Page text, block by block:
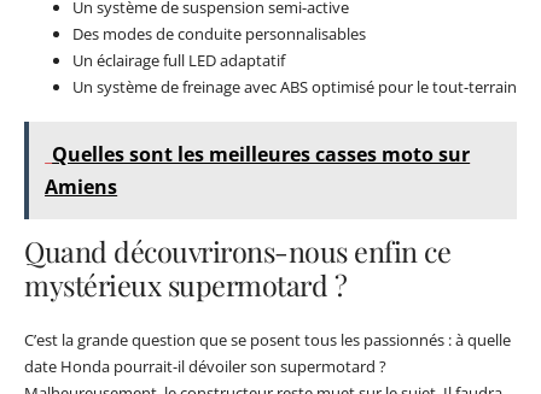
Un système de suspension semi-active
Des modes de conduite personnalisables
Un éclairage full LED adaptatif
Un système de freinage avec ABS optimisé pour le tout-terrain
Quelles sont les meilleures casses moto sur
Amiens
Quand découvrirons-nous enfin ce
mystérieux supermotard ?
C’est la grande question que se posent tous les passionnés : à quelle
date Honda pourrait-il dévoiler son supermotard ?